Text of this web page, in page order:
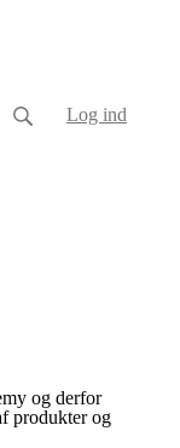
Log ind
og derfor
produkter og